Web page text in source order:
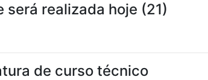
será realizada hoje (21)
de curso técnico